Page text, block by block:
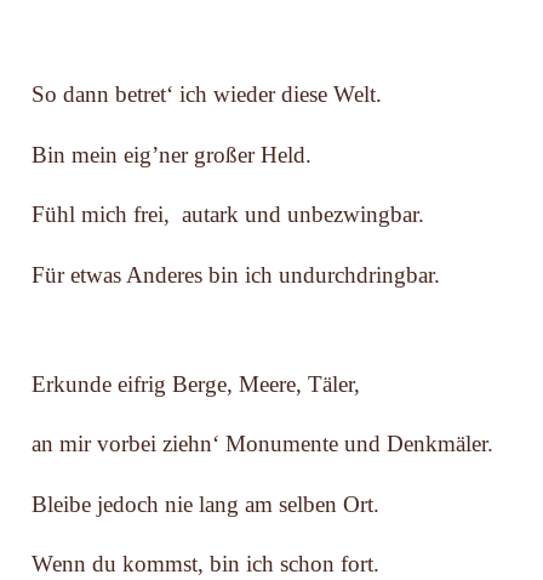
So dann betret‘ ich wieder diese Welt.
Bin mein eig’ner großer Held.
Fühl mich frei, autark und unbezwingbar.
Für etwas Anderes bin ich undurchdringbar.
Erkunde eifrig Berge, Meere, Täler,
an mir vorbei ziehn‘ Monumente und Denkmäler.
Bleibe jedoch nie lang am selben Ort.
Wenn du kommst, bin ich schon fort.